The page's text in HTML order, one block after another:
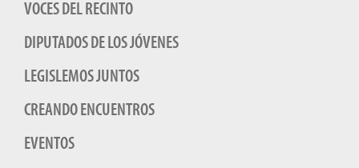
VOCES DEL RECINTO
DIPUTADOS DE LOS JÓVENES
LEGISLEMOS JUNTOS
CREANDO ENCUENTROS
EVENTOS